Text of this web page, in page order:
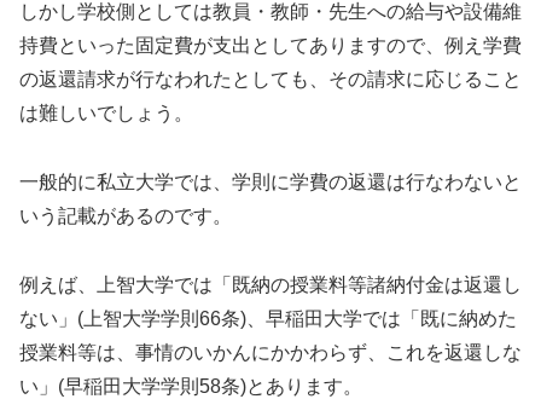
しかし学校側としては教員・教師・先生への給与や設備維
持費といった固定費が支出としてありますので、例え学費
の返還請求が行なわれたとしても、その請求に応じること
は難しいでしょう。
一般的に私立大学では、学則に学費の返還は行なわないと
いう記載があるのです。
例えば、上智大学では「既納の授業料等諸納付金は返還し
ない」(上智大学学則66条)、早稲田大学では「既に納めた
授業料等は、事情のいかんにかかわらず、これを返還しな
い」(早稲田大学学則58条)とあります。